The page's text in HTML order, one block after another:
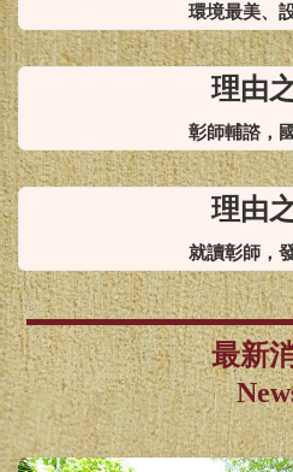
環境最美、
理由
彰師輔諮，
理由
就讀彰師，
最新